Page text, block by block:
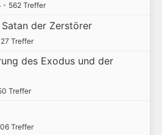
• 562 Treffer
der Zerstörer
Treffer
des Exodus und der
Treffer
Treffer